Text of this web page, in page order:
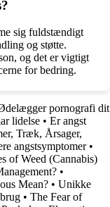
sig fuldstændigt
og støtte.
og det er vigtigt
for bedring.
pornografi dit
lidelse • Er angst
Træk, Årsager,
angstsymptomer•
of Weed (Cannabis)
•
Mean? • Unikke
• The Fear of